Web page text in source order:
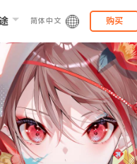
简体中文 购买